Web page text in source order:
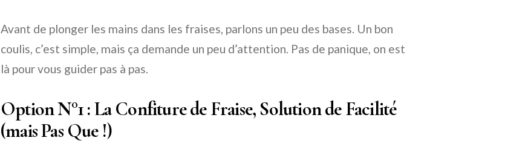
Avant de plonger les mains dans les fraises, parlons un peu des bases. Un bon
coulis, c’est simple, mais ça demande un peu d’attention. Pas de panique, on est
là pour vous guider pas à pas.
Option N°1 : La Confiture de Fraise, Solution de Facilité
(mais Pas Que !)